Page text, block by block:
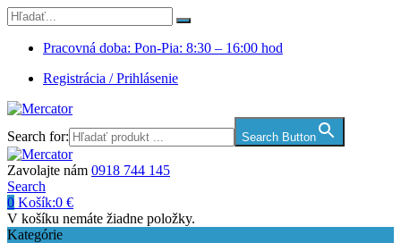
Pracovná doba: Pon-Pia: 8:30 – 16:00 hod
Registrácia / Prihlásenie
Search for: Search Button
Zavolajte nám 0918 744 145
Search
0 Košík:0 €
V košíku nemáte žiadne položky.
Kategórie